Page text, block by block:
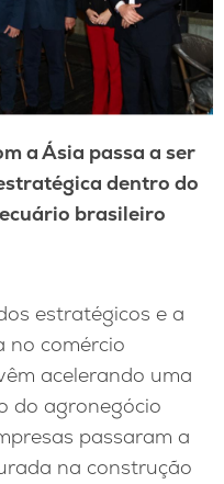
a Ásia passa a ser
dentro do
brasileiro
estratégicos e a
no comércio
acelerando uma
do agronegócio
passaram a
na construção